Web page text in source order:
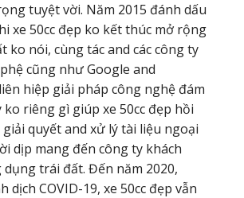
tuyệt vời. Năm 2015 đánh dấu
xe 50cc đẹp ko kết thúc mở rộng
ko nói, cùng tác and các công ty
cũng như Google and
hiệp giải pháp công nghệ đám
ko riêng gì giúp xe 50cc đẹp hồi
quyết and xử lý tài liệu ngoại
dịp mang đến công ty khách
trái đất. Đến năm 2020,
dịch COVID-19, xe 50cc đẹp vẫn